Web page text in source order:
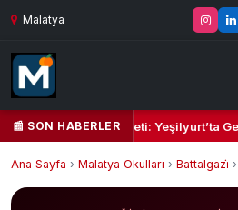
Malatya
📰 SON HABERLER
Kalbi ve Kültür Cenneti: Yeşilyurt’ta
Ana Sayfa › Malatya Okulları › Battalgazi̇ ›